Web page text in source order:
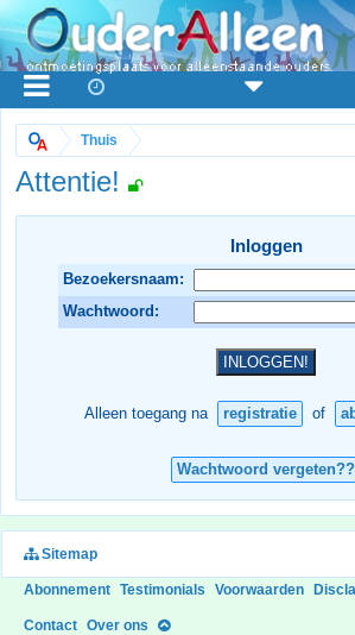
Thuis
Attentie!
Inloggen
Bezoekersnaam:
Wachtwoord:
Alleen toegang na registratie of
Wachtwoord vergeten??
Sitemap
Abonnement Testimonials Voorwaarden
Contact Over ons